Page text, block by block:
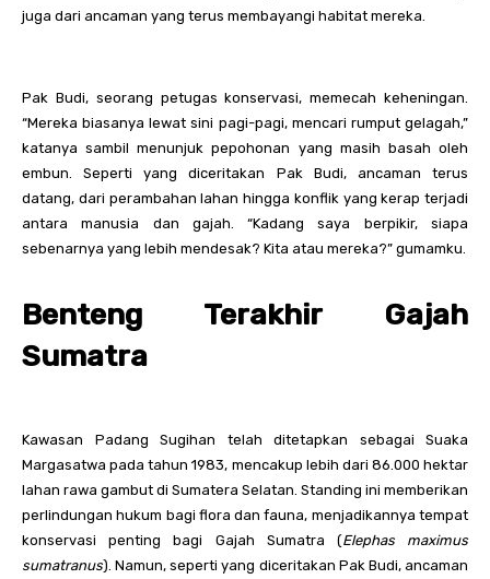
juga dari ancaman yang terus membayangi habitat mereka.
Pak Budi, seorang petugas konservasi, memecah keheningan.
“Mereka biasanya lewat sini pagi-pagi, mencari rumput gelagah,”
katanya sambil menunjuk pepohonan yang masih basah oleh
embun. Seperti yang diceritakan Pak Budi, ancaman terus
datang, dari perambahan lahan hingga konflik yang kerap terjadi
antara manusia dan gajah. “Kadang saya berpikir, siapa
sebenarnya yang lebih mendesak? Kita atau mereka?” gumamku.
Benteng Terakhir Gajah
Sumatra
Kawasan Padang Sugihan telah ditetapkan sebagai Suaka
Margasatwa pada tahun 1983, mencakup lebih dari 86.000 hektar
lahan rawa gambut di Sumatera Selatan. Standing ini memberikan
perlindungan hukum bagi flora dan fauna, menjadikannya tempat
konservasi penting bagi Gajah Sumatra (Elephas maximus
sumatranus). Namun, seperti yang diceritakan Pak Budi, ancaman